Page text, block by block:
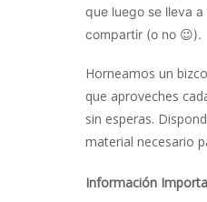
que luego se lleva a
compartir (o no 😉).
Horneamos un
que aproveches
sin esperas.
material necesario
Información